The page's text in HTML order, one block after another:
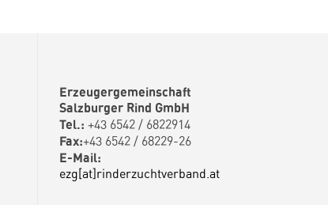
Erzeugergemeinschaft
Salzburger Rind GmbH
Tel.: +43 6542 / 6822914
Fax:+43 6542 / 68229-26
E-Mail:
ezg[at]rinderzuchtverband.at